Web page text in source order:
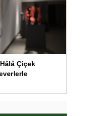
Çiçek